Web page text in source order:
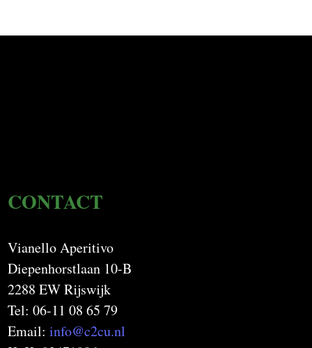
CONTACT
Vianello Aperitivo
Diepenhorstlaan 10-B
2288 EW Rijswijk
Tel: 06-11 08 65 79
Email:info@c2cu.nl